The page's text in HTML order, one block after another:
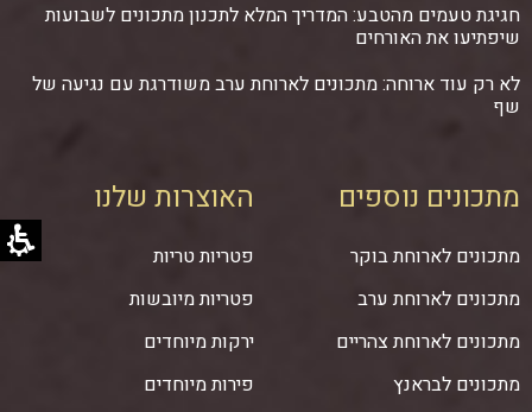
חגיגת טעמים מהטבע: המדריך המלא לתכנון מתכונים לשבועות
שיפתיעו את האורחים
לא רק עוד ארוחה: מתכונים לארוחת ערב משודרגת עם נגיעה של
שף
מתכונים נוספים
מתכונים לארוחת בוקר
מתכונים לארוחת ערב
מתכונים לארוחת צהריים
מתכונים לבראנץ
האוצרות שלנו
פטריות טריות
פטריות מיובשות
ירקות מיוחדים
פירות מיוחדים